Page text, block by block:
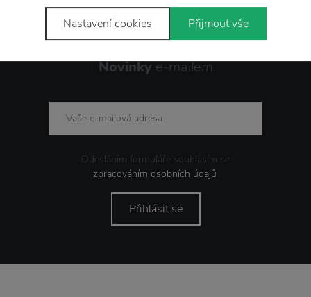
Novinkye-mailem
Odesláním formuláře souhlasím se
zpracováním osobních údajů.
Přihlásit se
Nastavení cookies Přijmout vše